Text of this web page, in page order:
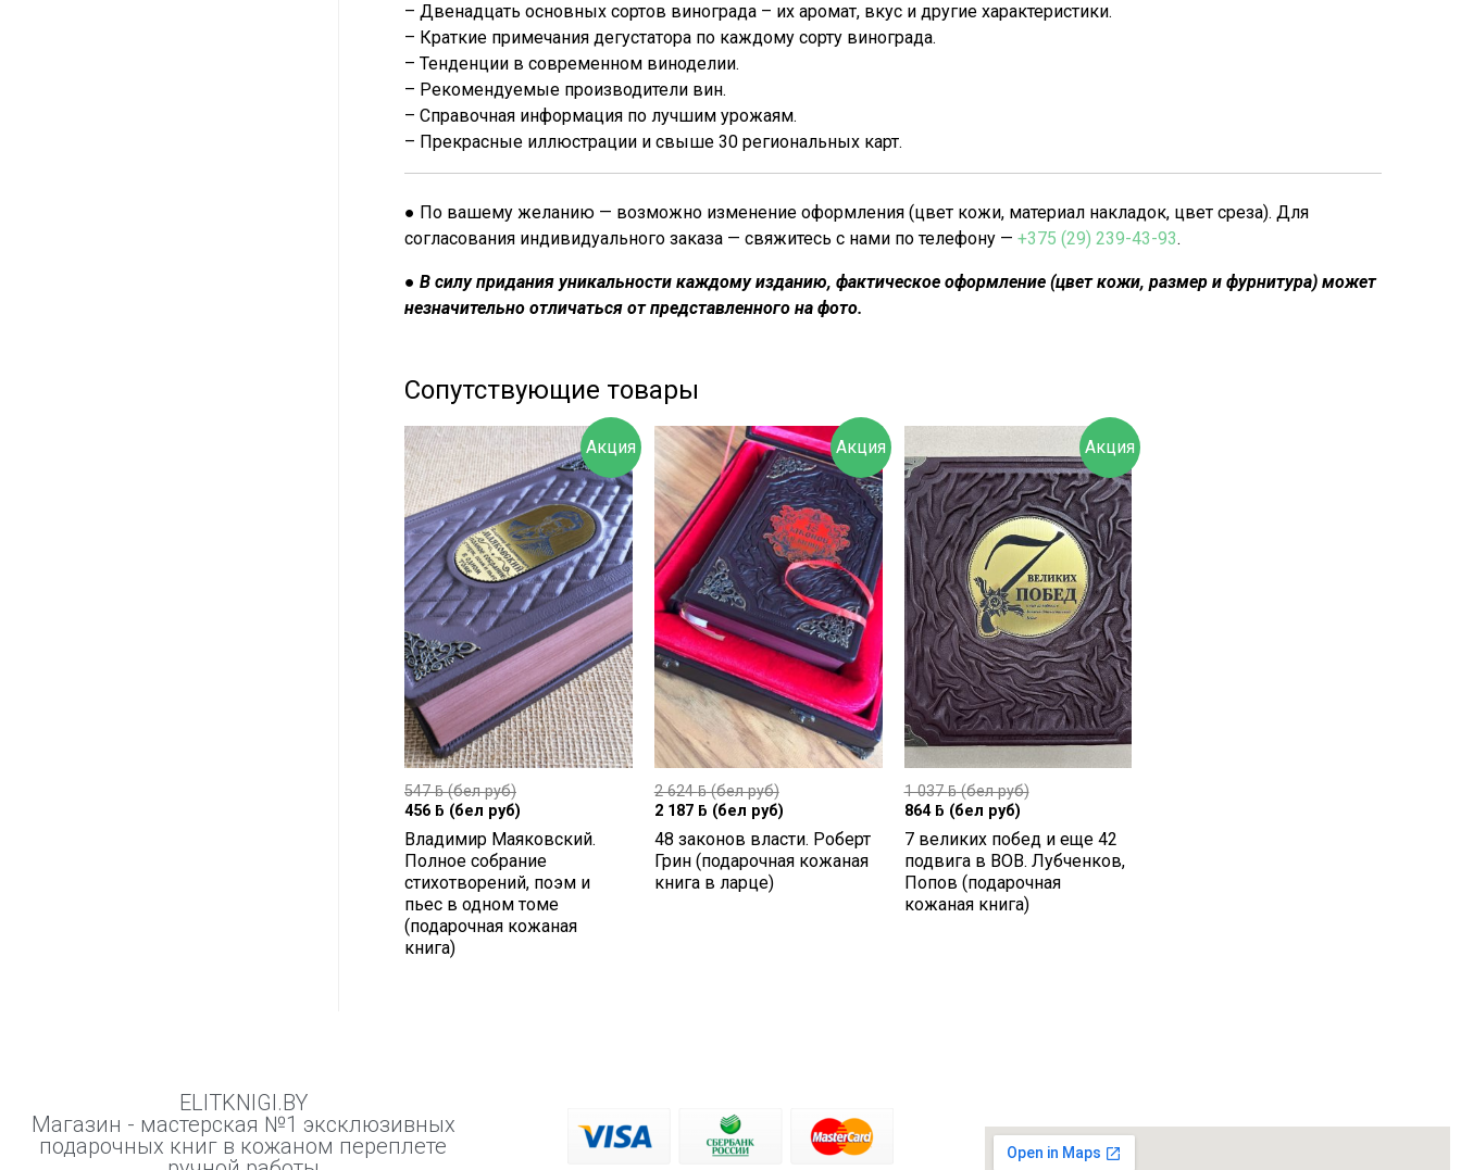
– Двенадцать основных сортов винограда – их аромат, вкус и другие характеристики.
– Краткие примечания дегустатора по каждому сорту винограда.
– Тенденции в современном виноделии.
– Рекомендуемые производители вин.
– Справочная информация по лучшим урожаям.
– Прекрасные иллюстрации и свыше 30 региональных карт.
● По вашему желанию — возможно изменение оформления (цвет кожи, материал накладок, цвет среза). Для
согласования индивидуального заказа — свяжитесь с нами по телефону — +375 (29) 239-43-93.
● В силу придания уникальности каждому изданию, фактическое оформление (цвет кожи, размер и фурнитура) может
незначительно отличаться от представленного на фото.
Сопутствующие товары
Акция
547ƃ(бел руб)
456 ƃ (бел руб)
Владимир Маяковский.
Полное собрание
стихотворений, поэм и
пьес в одном томе
(подарочная кожаная
книга)
Акция
2 624ƃ(бел руб)
2 187 ƃ (бел руб)
48 законов власти. Роберт
Грин (подарочная кожаная
книга в ларце)
Акция
1 037ƃ(бел руб)
864 ƃ (бел руб)
7 великих побед и еще 42
подвига в ВОВ. Лубченков,
Попов (подарочная
кожаная книга)
ELITKNIGI.BY
Магазин - мастерская №1 эксклюзивных
подарочных книг в кожаном переплете